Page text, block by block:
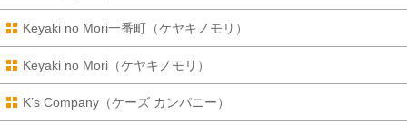
Keyaki no Mori一番町（ケヤキノモリ）
Keyaki no Mori（ケヤキノモリ）
K’s Company（ケーズ カンパニー）